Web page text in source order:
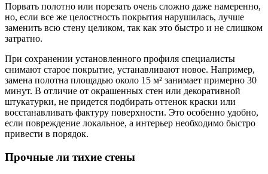
Порвать полотно или порезать очень сложно даже намеренно,
но, если все же целостность покрытия нарушилась, лучше
заменить всю стену целиком, так как это быстро и не слишком
затратно.
При сохранении установленного профиля специалисты
снимают старое покрытие, устанавливают новое. Например,
замена полотна площадью около 15 м² занимает примерно 30
минут. В отличие от окрашенных стен или декоративной
штукатурки, не придется подбирать оттенок краски или
восстанавливать фактуру поверхности. Это особенно удобно,
если повреждение локальное, а интерьер необходимо быстро
привести в порядок.
Прочные ли тихие стены